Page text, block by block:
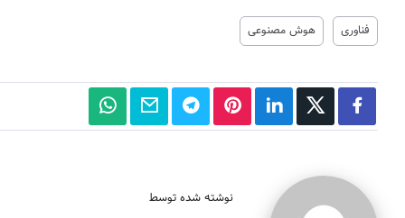
فناوری هوش مصنوعی
نوشته شده توسط